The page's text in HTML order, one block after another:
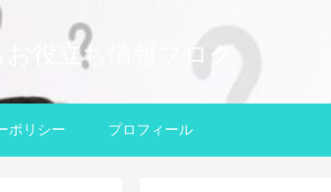
役立ち情報ブログ
ポリシー プロフィール